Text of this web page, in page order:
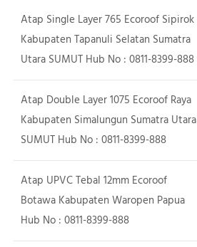
Atap Single Layer 765 Ecoroof Sipirok
Kabupaten Tapanuli Selatan Sumatra
Utara SUMUT Hub No : 0811-8399-888
Atap Double Layer 1075 Ecoroof Raya
Kabupaten Simalungun Sumatra Utara
SUMUT Hub No : 0811-8399-888
Atap UPVC Tebal 12mm Ecoroof
Botawa Kabupaten Waropen Papua
Hub No : 0811-8399-888